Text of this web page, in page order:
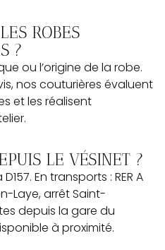
ROBES
?
ou l’origine de la robe.
nos couturières évaluent
et les réalisent
LE VÉSINET ?
En transports : RER A
Laye, arrêt Saint-
depuis la gare du
à proximité.